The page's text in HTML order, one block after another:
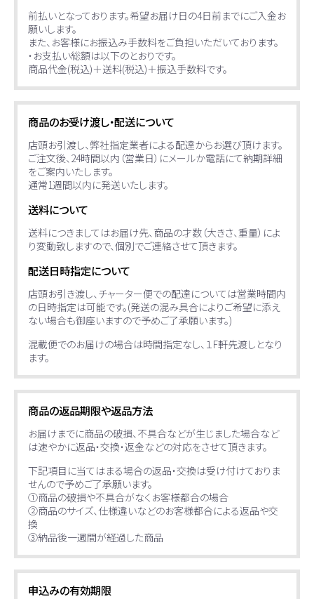
前払いとなっております。希望お届け日の4日前までにご入金お
願いします。
また、お客様にお振込み手数料をご負担いただいております。
・お支払い総額は以下のとおりです。
商品代金(税込)＋送料(税込)＋振込手数料です。
商品のお受け渡し・配送について
店頭お引渡し、弊社指定業者による配達からお選び頂けます。
ご注文後、24時間以内（営業日）にメールか電話にて納期詳細
をご案内いたします。
通常1週間以内に発送いたします。
送料について
送料につきましてはお届け先、商品の才数（大きさ、重量）によ
り変動致しますので、個別でご連絡させて頂きます。
配送日時指定について
店頭お引き渡し、チャーター便での配達については営業時間内
の日時指定は可能です。(発送の混み具合によりご希望に添え
ない場合も御座いますので予めご了承願います。)
混載便でのお届けの場合は時間指定なし、１F軒先渡しとなり
ます。
商品の返品期限や返品方法
お届けまでに商品の破損、不具合などが生じました場合など
は速やかに返品・交換・返金などの対応をさせて頂きます。
下記項目に当てはまる場合の返品・交換は受け付けておりま
せんので予めご了承願います。
①商品の破損や不具合がなくお客様都合の場合
②商品のサイズ、仕様違いなどのお客様都合による返品や交
換
③納品後一週間が経過した商品
申込みの有効期限